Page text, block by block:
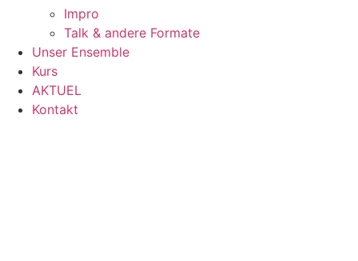
Impro
Talk & andere Formate
Unser Ensemble
Kurs
AKTUEL
Kontakt